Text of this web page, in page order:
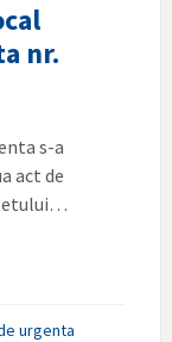
nr.
s-a
act de
urgenta